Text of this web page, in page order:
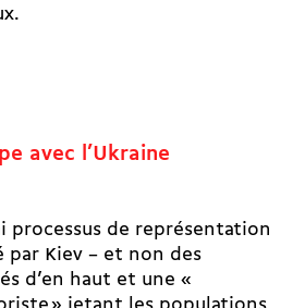
avec l’Ukraine
processus de représentation
par Kiev – et non des
d’en haut et une «